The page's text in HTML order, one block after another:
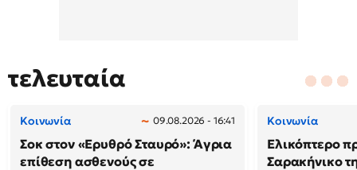
τελευταία
Κοινωνία 09.08.2026 - 16:41
Σοκ στον «Ερυθρό Σταυρό»: Άγρια
επίθεση ασθενούς σε
Κοινωνία
Ελικόπτερο
Σαρακήνικο